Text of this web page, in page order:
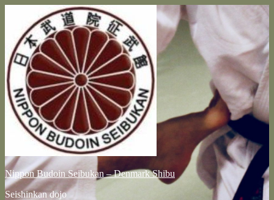
indhold
Nippon Budoin Seibukan – Denmark Shibu
Seishinkan dojo